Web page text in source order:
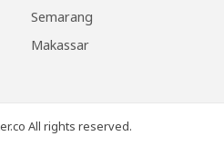
Semarang
Makassar
All rights reserved.